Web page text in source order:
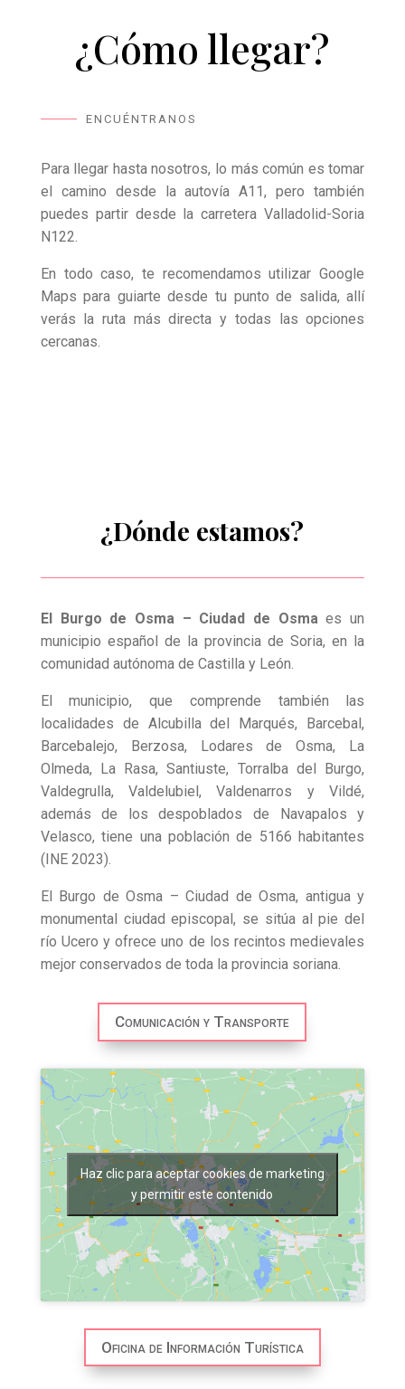
¿Cómo llegar?
ENCUÉNTRANOS
Para llegar hasta nosotros, lo más común es tomar
el camino desde la autovía A11, pero también
puedes partir desde la carretera Valladolid-Soria
N122.
En todo caso, te recomendamos utilizar Google
Maps para guiarte desde tu punto de salida, allí
verás la ruta más directa y todas las opciones
cercanas.
¿Dónde estamos?
El Burgo de Osma – Ciudad de Osmaes un
municipio español de la provincia de Soria, en la
comunidad autónoma de Castilla y León.
El municipio, que comprende también las
localidades de Alcubilla del Marqués, Barcebal,
Barcebalejo, Berzosa, Lodares de Osma, La
Olmeda, La Rasa, Santiuste, Torralba del Burgo,
Valdegrulla, Valdelubiel, Valdenarros y Vildé,
además de los despoblados de Navapalos y
Velasco, tiene una población de 5166 habitantes
(INE 2023).
El Burgo de Osma – Ciudad de Osma, antigua y
monumental ciudad episcopal, se sitúa al pie del
río Ucero y ofrece uno de los recintos medievales
mejor conservados de toda la provincia soriana.
Comunicación y Transporte
Haz clic para aceptar cookies de marketing
y permitir este contenido
Oficina de Información Turística